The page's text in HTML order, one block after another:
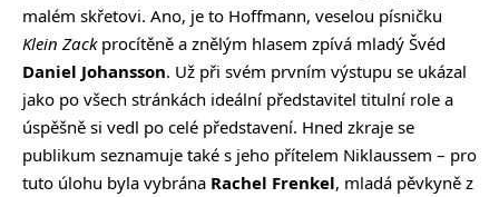
malém skřetovi. Ano, je to Hoffmann, veselou písničku
Klein Zackprocítěně a znělým hlasem zpívá mladý Švéd
Daniel Johansson. Už při svém prvním výstupu se ukázal
jako po všech stránkách ideální představitel titulní role a
úspěšně si vedl po celé představení. Hned zkraje se
publikum seznamuje také s jeho přítelem Niklaussem – pro
tuto úlohu byla vybrána Rachel Frenkel, mladá pěvkyně z